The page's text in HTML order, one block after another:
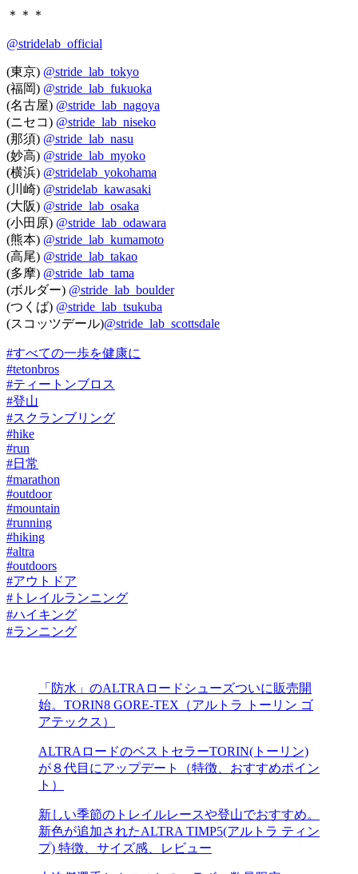
＊＊＊
@stridelab_official
(東京) @stride_lab_tokyo
(福岡) @stride_lab_fukuoka
(名古屋) @stride_lab_nagoya
(ニセコ) @stride_lab_niseko
(那須) @stride_lab_nasu
(妙高) @stride_lab_myoko
(横浜) @stridelab_yokohama
(川崎) @stridelab_kawasaki
(大阪) @stride_lab_osaka
(小田原) @stride_lab_odawara
(熊本) @stride_lab_kumamoto
(高尾) @stride_lab_takao
(多摩) @stride_lab_tama
(ボルダー) @stride_lab_boulder
(つくば) @stride_lab_tsukuba
(スコッツデール)@stride_lab_scottsdale
#すべての一歩を健康に
#tetonbros
#ティートンブロス
#登山
#スクランブリング
#hike
#run
#日常
#marathon
#outdoor
#mountain
#running
#hiking
#altra
#outdoors
#アウトドア
#トレイルランニング
#ハイキング
#ランニング
「防水」のALTRAロードシューズついに販売開
始。TORIN8 GORE-TEX（アルトラ トーリン ゴ
アテックス）
ALTRAロードのベストセラーTORIN(トーリン)
が８代目にアップデート（特徴、おすすめポイン
ト）
新しい季節のトレイルレースや登山でおすすめ。
新色が追加されたALTRA TIMP5(アルトラ ティン
プ) 特徴、サイズ感、レビュー